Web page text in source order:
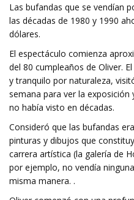
Las bufandas que se vendían
las décadas de 1980 y 1990
dólares.
El espectáculo comienza
del 80 cumpleaños de Oliver.
y tranquilo por naturaleza,
semana para ver la exposición
no había visto en décadas.
Consideró que las bufandas
pinturas y dibujos que
carrera artística (la galería de
por ejemplo, no vendía
misma manera. .